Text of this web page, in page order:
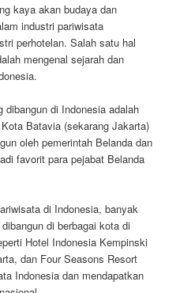
kaya akan budaya dan
industri pariwisata
perhotelan. Salah satu hal
mengenal sejarah dan
dibangun di Indonesia adalah
Batavia (sekarang Jakarta)
oleh pemerintah Belanda dan
favorit para pejabat Belanda
di Indonesia, banyak
di berbagai kota di
Hotel Indonesia Kempinski
dan Four Seasons Resort
Indonesia dan mendapatkan